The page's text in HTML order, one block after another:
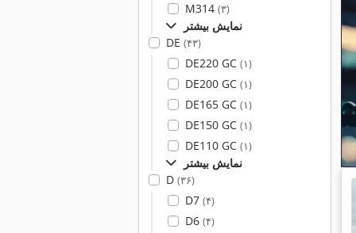
M314 (۳)
نمایش بیشتر
DE (۴۳)
DE220 GC (۱)
DE200 GC (۱)
DE165 GC (۱)
DE150 GC (۱)
DE110 GC (۱)
نمایش بیشتر
D (۳۶)
D7 (۴)
D6 (۴)